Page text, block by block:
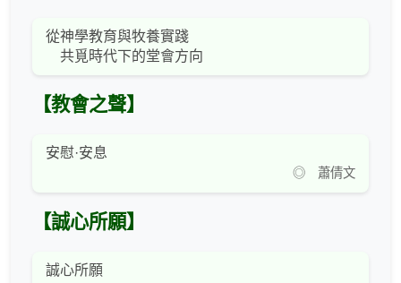
從神學教育與牧養實踐
共覓時代下的堂會方向
【教會之聲】
安慰·安息
◎ 蕭倩文
【誠心所願】
誠心所願